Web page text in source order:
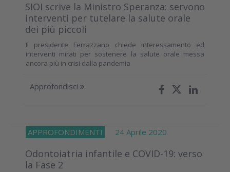
SIOI scrive la Ministro Speranza: servono
interventi per tutelare la salute orale
dei più piccoli
Il presidente Ferrazzano chiede interessamento ed
interventi mirati per sostenere la salute orale messa
ancora più in crisi dalla pandemia
Approfondisci
APPROFONDIMENTI 24 Aprile 2020
Odontoiatria infantile e COVID-19: verso
la Fase 2